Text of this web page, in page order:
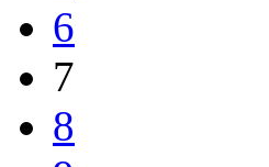
6
7
8